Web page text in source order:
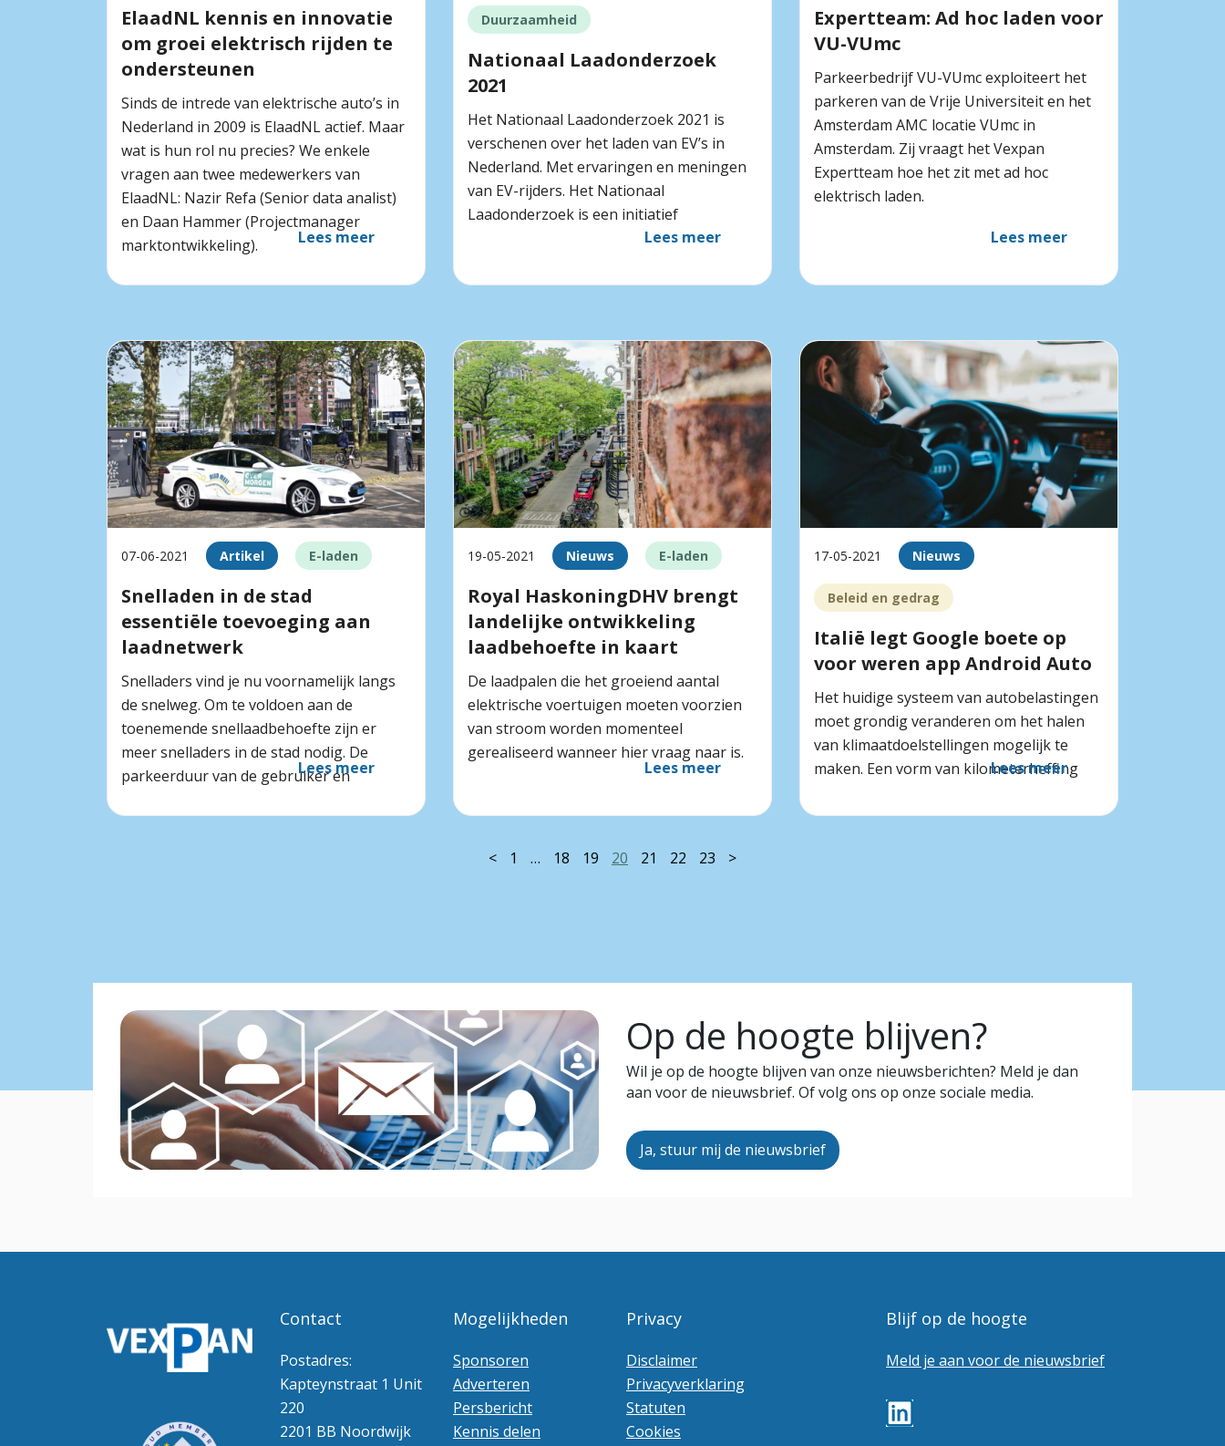
ElaadNL kennis en innovatie
om groei elektrisch rijden te
ondersteunen
Sinds de intrede van elektrische auto’s in
Nederland in 2009 is ElaadNL actief. Maar
wat is hun rol nu precies? We enkele
vragen aan twee medewerkers van
ElaadNL: Nazir Refa (Senior data analist)
en Daan Hammer (Projectmanager
marktontwikkeling).
Lees meer
Duurzaamheid
Nationaal Laadonderzoek
2021
Het Nationaal Laadonderzoek 2021 is
verschenen over het laden van EV’s in
Nederland. Met ervaringen en meningen
van EV-rijders. Het Nationaal
Laadonderzoek is een initiatief
Lees meer
Expertteam: Ad hoc laden voor
VU-VUmc
Parkeerbedrijf VU-VUmc exploiteert het
parkeren van de Vrije Universiteit en het
Amsterdam AMC locatie VUmc in
Amsterdam. Zij vraagt het Vexpan
Expertteam hoe het zit met ad hoc
elektrisch laden.
Lees meer
07-06-2021 Artikel E-laden
Snelladen in de stad
essentiële toevoeging aan
laadnetwerk
Snelladers vind je nu voornamelijk langs
de snelweg. Om te voldoen aan de
toenemende snellaadbehoefte zijn er
meer snelladers in de stad nodig. De
parkeerduur van de gebruiker en
Lees meer
19-05-2021 Nieuws E-laden
Royal HaskoningDHV brengt
landelijke ontwikkeling
laadbehoefte in kaart
De laadpalen die het groeiend aantal
elektrische voertuigen moeten voorzien
van stroom worden momenteel
gerealiseerd wanneer hier vraag naar is.
Lees meer
17-05-2021 Nieuws
Beleid en gedrag
Italië legt Google boete op
voor weren app Android Auto
Het huidige systeem van autobelastingen
moet grondig veranderen om het halen
van klimaatdoelstellingen mogelijk te
maken. Een vorm van kilometerheffing
Lees meer
< 1 … 18 19 20 21 22 23 >
Op de hoogte blijven?
Wil je op de hoogte blijven van onze nieuwsberichten? Meld je dan
aan voor de nieuwsbrief. Of volg ons op onze sociale media.
Ja, stuur mij de nieuwsbrief
Contact
Postadres:
Kapteynstraat 1 Unit
220
2201 BB Noordwijk
Mogelijkheden
Sponsoren
Adverteren
Persbericht
Kennis delen
Privacy
Disclaimer
Privacyverklaring
Statuten
Cookies
Blijf op de hoogte
Meld je aan voor de nieuwsbrief